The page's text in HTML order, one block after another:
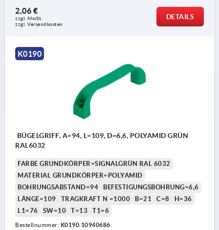
2,06 €
zzgl. MwSt.
zzgl. Versandkosten
DETAILS
K0190
BÜGELGRIFF, A=94, L=109, D=6,6, POLYAMID GRÜN
RAL6032
FARBE GRUNDKÖRPER=SIGNALGRÜN RAL 6032
MATERIAL GRUNDKÖRPER=POLYAMID
BOHRUNGSABSTAND=94
BEFESTIGUNGSBOHRUNG=6,6
LÄNGE=109
TRAGKRAFT N =1000 B=21 C=8
H=36
L1=76
SW=10 T=13 T1=6
Bestellnummer: K0190.10940686